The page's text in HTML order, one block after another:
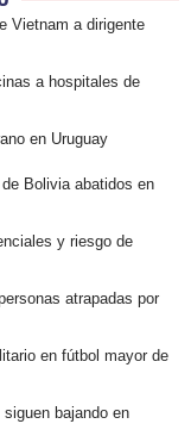
Vietnam a dirigente
a hospitales de
en Uruguay
Bolivia abatidos en
y riesgo de
atrapadas por
en fútbol mayor de
bajando en